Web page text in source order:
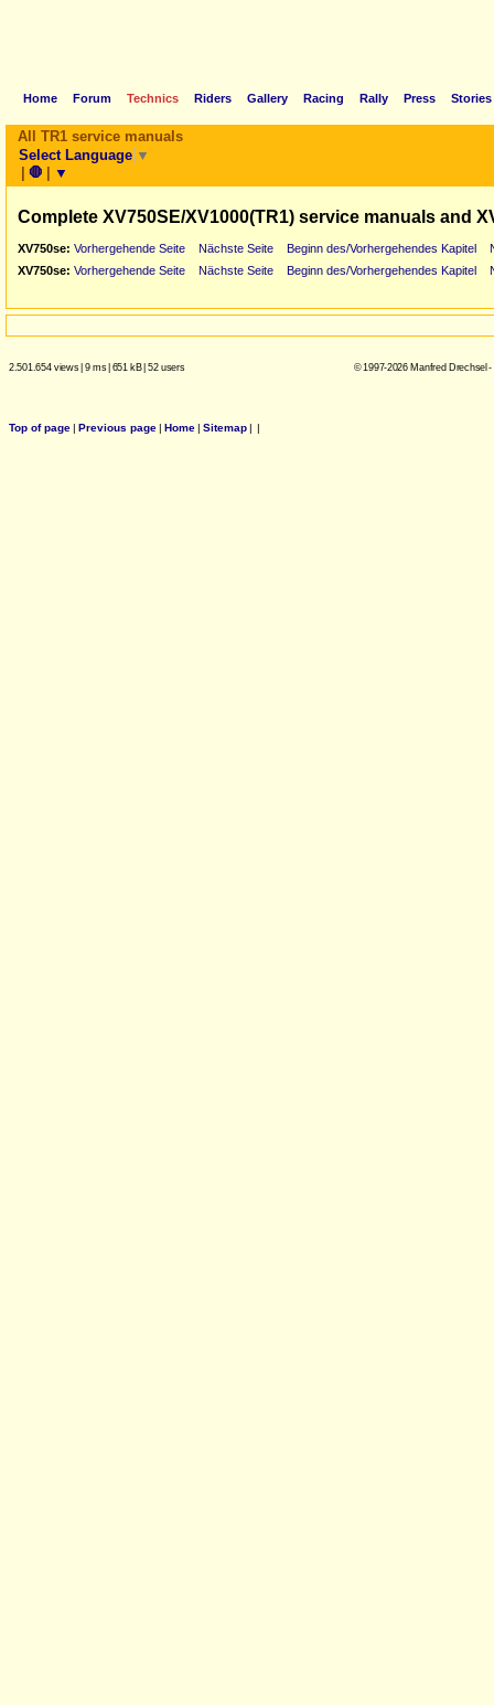
Home Forum Technics Riders Gallery Racing Rally Press Stories
All TR1 service manuals
Select Language ▼
| 🛑 | ▼
Complete XV750SE/XV1000(TR1) service manuals and
XV750se: Vorhergehende Seite Nächste Seite Beginn des/Vorhergehendes Kapitel
XV750se: Vorhergehende Seite Nächste Seite Beginn des/Vorhergehendes Kapitel
2.501.654 views| 9 ms| 651 kB| 52 users © 1997-2026 Manfred Drechsel
Top of page| Previous page| Home| Sitemap| |